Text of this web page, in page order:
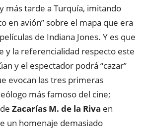
más tarde a Turquía, imitando
en avión” sobre el mapa que era
de Indiana Jones. Y es que
y la referencialidad respecto este
y el espectador podrá “cazar”
evocan las tres primeras
más famoso del cine;
Zacarías M. de la Riva en
un homenaje demasiado